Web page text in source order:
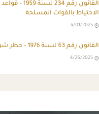
القانون رقم
الاحتياط بالقوات المسلحة
6/01/2025
القانون رقم 63 لسنة 1976 - حظر شرب الخمر
4/26/2025